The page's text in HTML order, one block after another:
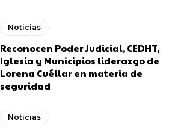
Noticias
Reconocen Poder Judicial, CEDHT,
Iglesia y Municipios liderazgo de
Lorena Cuéllar en materia de
seguridad
Noticias